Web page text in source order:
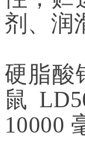
剂、润
硬脂酸
鼠
10000